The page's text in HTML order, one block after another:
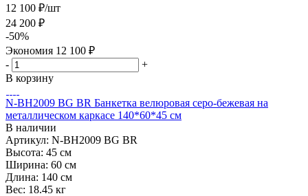
12 100 ₽/шт
24 200 ₽
-50%
Экономия 12 100 ₽
-
+
В корзину
N-BH2009 BG BR Банкетка велюровая серо-бежевая на
металлическом каркасе 140*60*45 см
В наличии
Артикул: N-BH2009 BG BR
Высота: 45 см
Ширина: 60 см
Длина: 140 см
Вес: 18.45 кг